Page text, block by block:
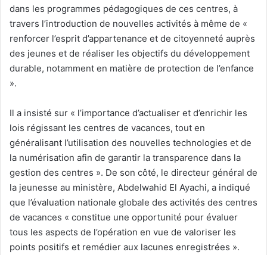
dans les programmes pédagogiques de ces centres, à
travers l’introduction de nouvelles activités à même de «
renforcer l’esprit d’appartenance et de citoyenneté auprès
des jeunes et de réaliser les objectifs du développement
durable, notamment en matière de protection de l’enfance
».
Il a insisté sur « l’importance d’actualiser et d’enrichir les
lois régissant les centres de vacances, tout en
généralisant l’utilisation des nouvelles technologies et de
la numérisation afin de garantir la transparence dans la
gestion des centres ». De son côté, le directeur général de
la jeunesse au ministère, Abdelwahid El Ayachi, a indiqué
que l’évaluation nationale globale des activités des centres
de vacances « constitue une opportunité pour évaluer
tous les aspects de l’opération en vue de valoriser les
points positifs et remédier aux lacunes enregistrées ».